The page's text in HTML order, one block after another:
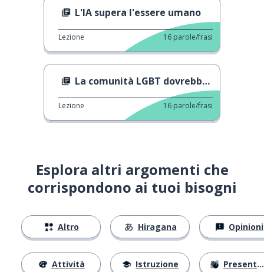
L'IA supera l'essere umano
Lezione 16 parole/frasi
La comunità LGBT dovrebbe restare nascosta?
Lezione 16 parole/frasi
Esplora altri argomenti che
corrispondono ai tuoi bisogni
Altro
Attività
Hiragana
Istruzione
Opinioni
Presentarsi